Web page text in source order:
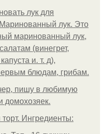
лук для
лук. Это
маринованный лук,
(винегрет,
и. т. д),
блюдам, грибам.
пишу в любимую
домохозяек.
Ингредиенты: